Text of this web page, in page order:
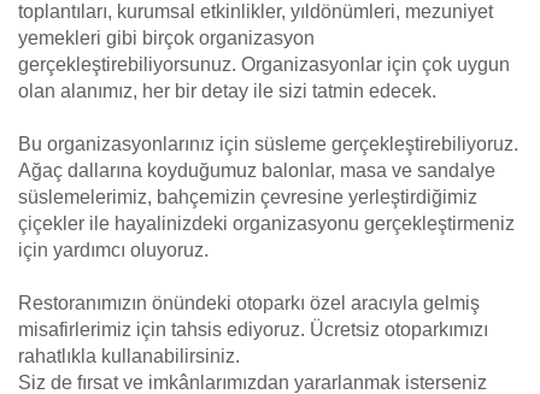
toplantıları, kurumsal etkinlikler, yıldönümleri, mezuniyet
yemekleri gibi birçok organizasyon
gerçekleştirebiliyorsunuz. Organizasyonlar için çok uygun
olan alanımız, her bir detay ile sizi tatmin edecek.
Bu organizasyonlarınız için süsleme gerçekleştirebiliyoruz.
Ağaç dallarına koyduğumuz balonlar, masa ve sandalye
süslemelerimiz, bahçemizin çevresine yerleştirdiğimiz
çiçekler ile hayalinizdeki organizasyonu gerçekleştirmeniz
için yardımcı oluyoruz.
Restoranımızın önündeki otoparkı özel aracıyla gelmiş
misafirlerimiz için tahsis ediyoruz. Ücretsiz otoparkımızı
rahatlıkla kullanabilirsiniz.
Siz de fırsat ve imkânlarımızdan yararlanmak isterseniz